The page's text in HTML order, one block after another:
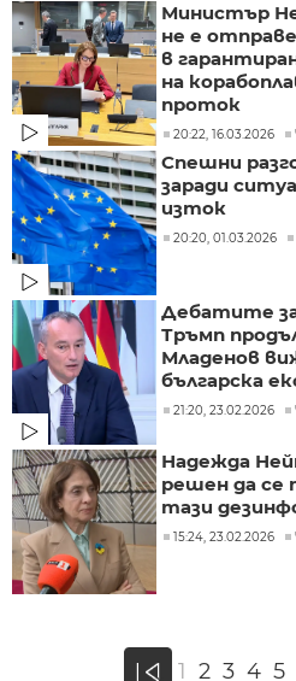
Министър
не е
в
на
проток
20:22, 16.03.2026
Спешни
заради
изток
20:20, 01.03.2026
Дебатите
Тръмп
Младенов
българска
21:20, 23.02.2026
Надежда
решен да се
тази
15:24, 23.02.2026
1 2 3 4 5